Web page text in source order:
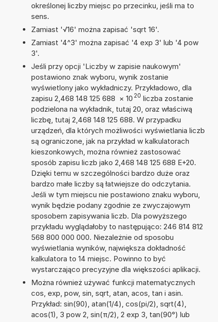
określonej liczby miejsc po przecinku, jeśli ma to
sens.
Zamiast '√16' można zapisać 'sqrt 16'.
Zamiast '4^3' można zapisać '4 exp 3' lub '4 pow
3'.
Jeśli przy opcji 'Liczby w zapisie naukowym'
postawiono znak wyboru, wynik zostanie
wyświetlony jako wykładniczy. Przykładowo, dla
zapisu 2,468 148 125 688 × 10 20 liczba zostanie
podzielona na wykładnik, tutaj 20, oraz właściwą
liczbę, tutaj 2,468 148 125 688. W przypadku
urządzeń, dla których możliwości wyświetlania liczb
są ograniczone, jak na przykład w kalkulatorach
kieszonkowych, można również zastosować
sposób zapisu liczb jako 2,468 148 125 688 E+20.
Dzięki temu w szczególności bardzo duże oraz
bardzo małe liczby są łatwiejsze do odczytania.
Jeśli w tym miejscu nie postawiono znaku wyboru,
wynik będzie podany zgodnie ze zwyczajowym
sposobem zapisywania liczb. Dla powyższego
przykładu wyglądałoby to następująco: 246 814 812
568 800 000 000. Niezależnie od sposobu
wyświetlania wyników, największa dokładność
kalkulatora to 14 miejsc. Powinno to być
wystarczająco precyzyjne dla większości aplikacji.
Można również używać funkcji matematycznych
cos, exp, pow, sin, sqrt, atan, acos, tan i asin.
Przykład: sin(90), atan(1/4), cos(pi/2), sqrt(4),
acos(1), 3 pow 2, sin(π/2), 2 exp 3, tan(90°) lub